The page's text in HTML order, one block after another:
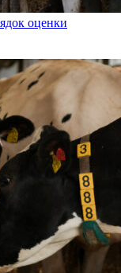
оценки